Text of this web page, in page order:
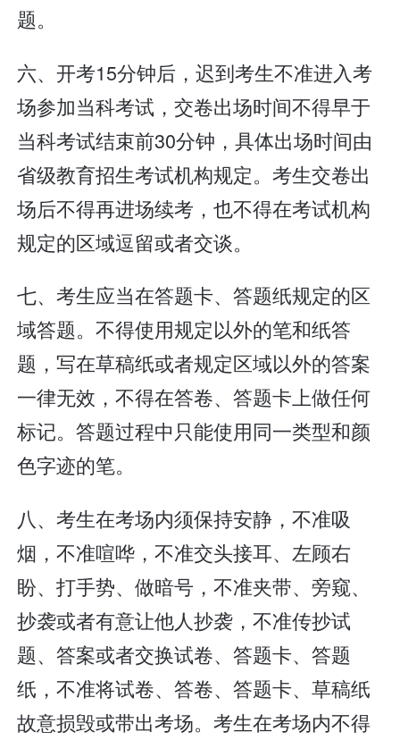
题。
六、开考15分钟后，迟到考生不准进入考
场参加当科考试，交卷出场时间不得早于
当科考试结束前30分钟，具体出场时间由
省级教育招生考试机构规定。考生交卷出
场后不得再进场续考，也不得在考试机构
规定的区域逗留或者交谈。
七、考生应当在答题卡、答题纸规定的区
域答题。不得使用规定以外的笔和纸答
题，写在草稿纸或者规定区域以外的答案
一律无效，不得在答卷、答题卡上做任何
标记。答题过程中只能使用同一类型和颜
色字迹的笔。
八、考生在考场内须保持安静，不准吸
烟，不准喧哗，不准交头接耳、左顾右
盼、打手势、做暗号，不准夹带、旁窥、
抄袭或者有意让他人抄袭，不准传抄试
题、答案或者交换试卷、答题卡、答题
纸，不准将试卷、答卷、答题卡、草稿纸
故意损毁或带出考场。考生在考场内不得